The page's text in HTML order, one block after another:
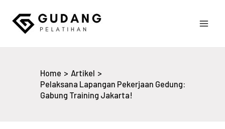
content
Home
Artikel
Pelaksana Lapangan Pekerjaan Gedung:
Gabung Training Jakarta!